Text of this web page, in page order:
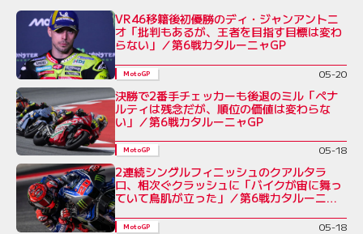
VR46移籍後初優勝のディ・ジャンアントニ
オ「批判もあるが、王者を目指す目標は変わ
らない」／第6戦カタルーニャGP
MotoGP 05-20
決勝で2番手チェッカーも後退のミル「ペナ
ルティは残念だが、順位の価値は変わらな
い」／第6戦カタルーニャGP
MotoGP 05-18
2連続シングルフィニッシュのクアルタラ
ロ、相次ぐクラッシュに「バイクが宙に舞っ
ていて鳥肌が立った」／第6戦カタルーニャ
MotoGP 05-18